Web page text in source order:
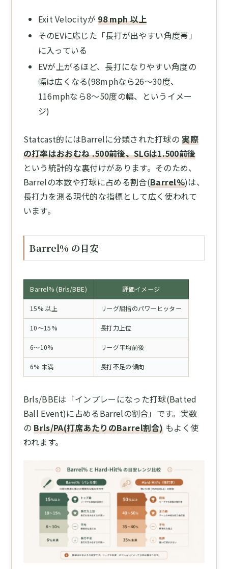
Exit Velocityが98 mph 以上
そのEVに応じた「長打が出やすい角度帯」
に入っている
EVが上がるほど、長打になりやすい角度の
幅は広くなる(98mphなら26〜30度、
116mphなら8〜50度の幅、というイメー
ジ)
Statcast的にはBarrelに分類された打球の実際
の打率はおおむね .500前後、SLGは1.500前後
という統計的な裏付けがあります。そのため、
Barrelの本数や打球に占める割合(Barrel%)は、
長打力を測る現代的な指標として広く使われて
います。
Barrel% の目安
Barrel% (Brls/BBE) 評価イメージ
15% 以上 リーグ屈指のパワーヒッター
10〜15% 長打力上位
6〜10% リーグ平均前後
6% 未満 長打不足の傾向
Brls/BBEは「インプレーになった打球(Batted
Ball Event)に占めるBarrelの割合」です。実数
のBrls/PA(打席あたりのBarrel割合)もよく使
われます。